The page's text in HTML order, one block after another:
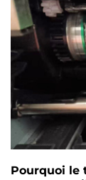
inégale, des
cartouche de
Pourquoi le